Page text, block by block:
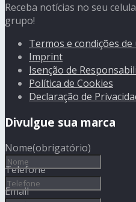
Receba notícias no seu
grupo!
Termos e condições de
Imprint
Isenção de
Política de Cookies
Declaração de
Divulgue sua marca
Nome(obrigatório)
Telefone
Email